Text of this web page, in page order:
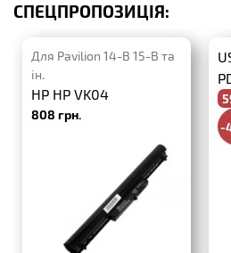
СПЕЦПРОПОЗИЦІЯ:
Для Pavilion 14-B 15-B та
ін.
HP HP VK04
808 грн.
-